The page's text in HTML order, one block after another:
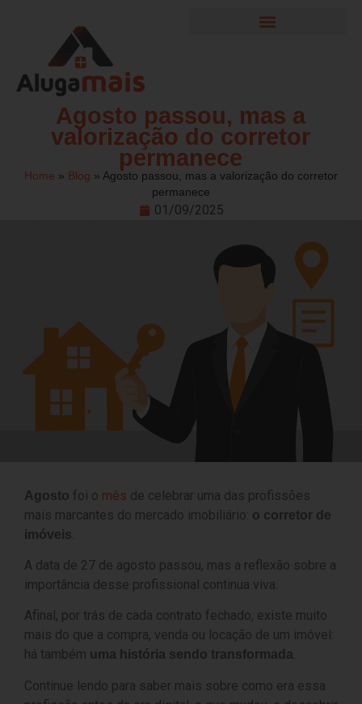
Agosto passou, mas a
valorização do corretor
permanece
Home » Blog » Agosto passou, mas a valorização do corretor
permanece
01/09/2025
Agosto foi o mês de celebrar uma das profissões
mais marcantes do mercado imobiliário: o corretor de
imóveis
A data de 27 de agosto passou, mas a reflexão sobre a
importância desse profissional continua viva.
Afinal, por trás de cada contrato fechado, existe muito
mais do que a compra, venda ou locação de um imóvel:
há também uma história sendo transformada.
Continue lendo para saber mais sobre como era essa